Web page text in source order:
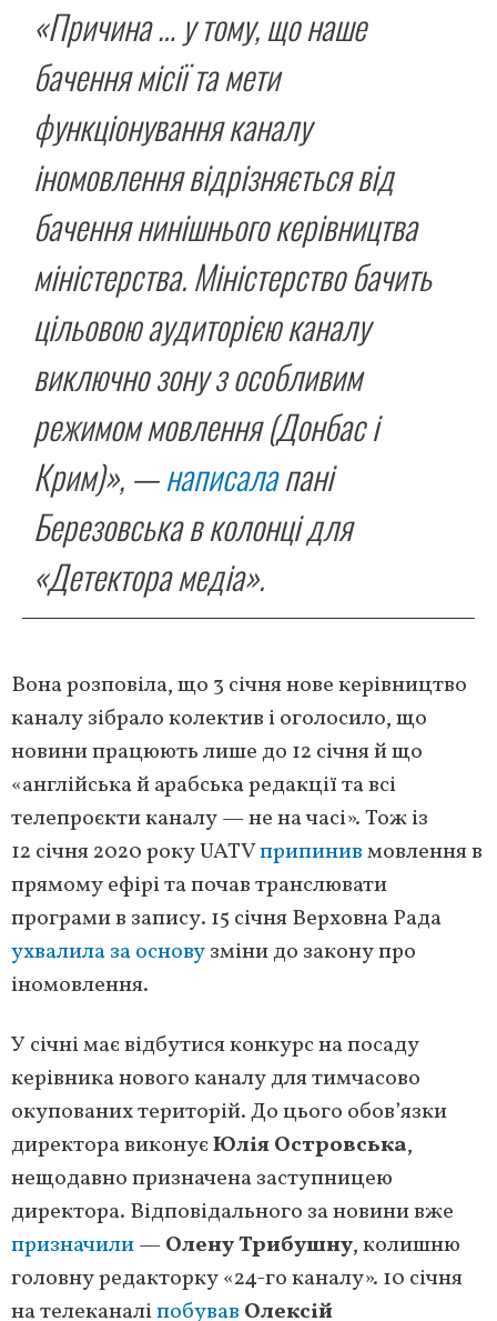
«Причина … у тому, що наше
бачення місії та мети
функціонування каналу
іномовлення відрізняється від
бачення нинішнього керівництва
міністерства. Міністерство бачить
цільовою аудиторією каналу
виключно зону з особливим
режимом мовлення (Донбас і
Крим)», —написалапані
Березовська в колонці для
«Детектора медіа».
Вона розповіла, що 3 січня нове керівництво
каналу зібрало колектив і оголосило, що
новини працюють лише до 12 січня й що
«англійська й арабська редакції та всі
телепроєкти каналу — не на часі». Тож із
12 січня 2020 року UATVприпинивмовлення в
прямому ефірі та почав транслювати
програми в запису. 15 січня Верховна Рада
ухвалила за основузміни до закону про
іномовлення.
У січні має відбутися конкурс на посаду
керівника нового каналу для тимчасово
окупованих територій. До цього обов’язки
директора виконуєЮлія Островська,
нещодавно призначена заступницею
директора. Відповідального за новини вже
призначили—Олену Трибушну, колишню
головну редакторку «24-го каналу». 10 січня
на телеканаліпобував Олексій